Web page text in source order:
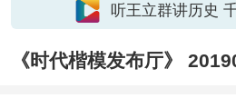
听王立群讲历史
《时代楷模发布厅》